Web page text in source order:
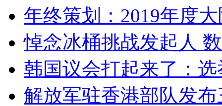
年终策划：2019年度
悼念冰桶挑战发起人
韩国议会打起来了：
解放军驻香港部队发